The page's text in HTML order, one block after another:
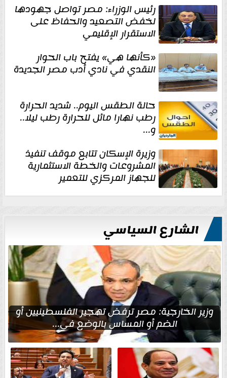
رئيس الوزراء: مصر تواصل جهودها
لخفض التصعيد والحفاظ على
الاستقرار الإقليمي
«كأنها هي» يفتح باب الحوار
النقدي في نادي أدب مصر الجديدة
حالة الطقس اليوم.. شديد الحرارة
رطب نهارا مائل للحرارة رطب ليلا..
و...
وزيرة الإسكان تتابع موقف تنفيذ
المشروعات والخطة الاستثمارية
للجهاز المركزي للتعمير
الشارع السياسي
وزير الخارجية: مصر ترفض تهجير الفلسطينيين أو
الضم أو المساس بالوضع في...